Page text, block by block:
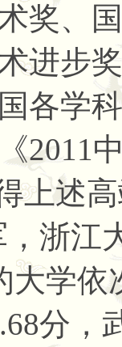
奖、
进步
各学
2011
上述
浙江
大学依
分，